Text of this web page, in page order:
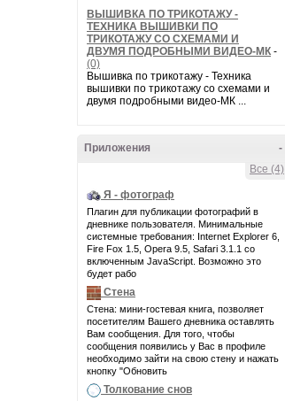
ВЫШИВКА ПО ТРИКОТАЖУ -
ТЕХНИКА ВЫШИВКИ ПО
ТРИКОТАЖУ СО СХЕМАМИ И
ДВУМЯ ПОДРОБНЫМИ ВИДЕО-МК -
(0)
Вышивка по трикотажу - Техника
вышивки по трикотажу со схемами и
двумя подробными видео-МК ...
-
Приложения
Все (4)
Я - фотограф
Плагин для публикации фотографий в
дневнике пользователя. Минимальные
системные требования: Internet Explorer 6,
Fire Fox 1.5, Opera 9.5, Safari 3.1.1 со
включенным JavaScript. Возможно это
будет рабо
Стена
Стена: мини-гостевая книга, позволяет
посетителям Вашего дневника оставлять
Вам сообщения. Для того, чтобы
сообщения появились у Вас в профиле
необходимо зайти на свою стену и нажать
кнопку "Обновить
Толкование снов